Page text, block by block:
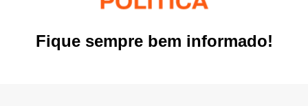
Fique sempre bem informado!